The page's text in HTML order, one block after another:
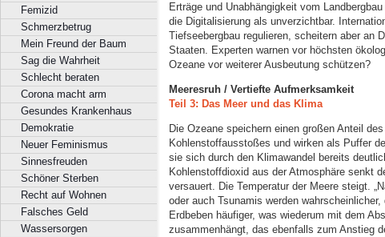
Femizid
Schmerzbetrug
Mein Freund der Baum
Sag die Wahrheit
Schlecht beraten
Corona macht arm
Gesundes Krankenhaus
Demokratie
Neuer Feminismus
Sinnesfreuden
Schöner Sterben
Recht auf Wohnen
Falsches Geld
Wassersorgen
Erträge und Unabhängigkeit vom
die Digitalisierung als unverzichtbar.
Tiefseebergbau regulieren, scheitern aber an
Staaten. Experten warnen vor höchsten
Ozeane vor weiterer Ausbeutung schützen?
Meeresruh / Vertiefte Aufmerksamkeit
Teil 3: Das Meer und das Klima
Die Ozeane speichern einen großen Anteil
Kohlenstoffausstoßes und wirken als Puffer
sie sich durch den Klimawandel bereits
Kohlenstoffdioxid aus der Atmosphäre senkt
versauert. Die Temperatur der Meere steigt.
oder auch Tsunamis werden
Erdbeben häufiger, was wiederum mit dem
zusammenhängt, das ebenfalls zum Anstieg